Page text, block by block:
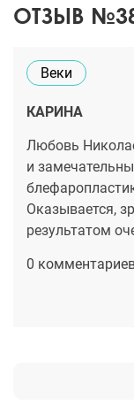
ОТЗЫВ
Веки
КАРИНА
Любовь
и
Оказывается,
результатом
0